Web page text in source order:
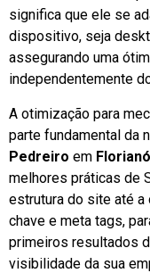
significa que ele se
dispositivo, seja
assegurando uma
independentemente
A otimização para
parte fundamental da
Pedreiro em
melhores práticas de
estrutura do site até a
chave e meta tags,
primeiros resultados
visibilidade da sua